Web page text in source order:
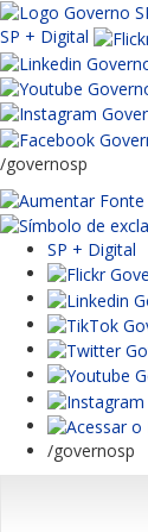
SP + Digital
/governosp
SP + Digital
/governosp